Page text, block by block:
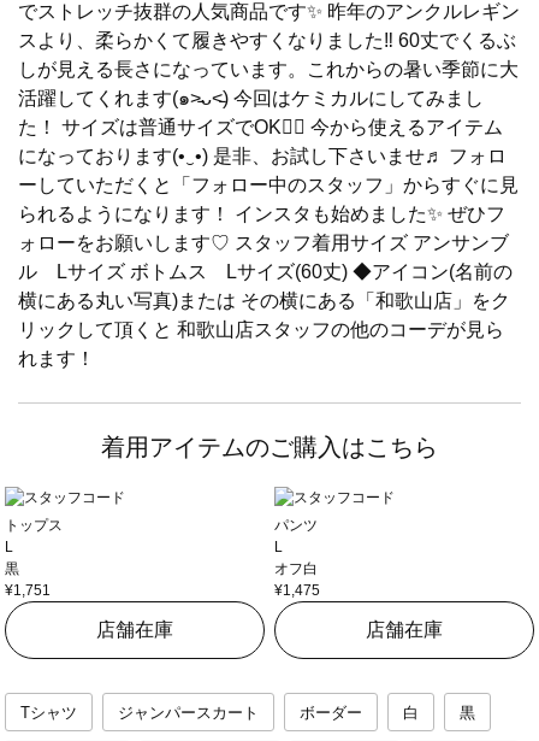
でストレッチ抜群の人気商品です✨ 昨年のアンクルレギン
スより、柔らかくて履きやすくなりました‼️ 60丈でくるぶ
しが見える長さになっています。これからの暑い季節に大
活躍してくれます(๑˃̵ᴗ˂̵) 今回はケミカルにしてみまし
た！ サイズは普通サイズでOK🙆‍♀️ 今から使えるアイテム
になっております(•‿•) 是非、お試し下さいませ♬ フォロ
ーしていただくと「フォロー中のスタッフ」からすぐに見
られるようになります！ インスタも始めました✨ ぜひフ
ォローをお願いします♡ スタッフ着用サイズ アンサンブ
ル Lサイズ ボトムス Lサイズ(60丈) ◆アイコン(名前の
横にある丸い写真)または その横にある「和歌山店」をク
リックして頂くと 和歌山店スタッフの他のコーデが見ら
れます！
着用アイテムのご購入はこちら
トップス
L
黒
¥1,751
店舗在庫
パンツ
L
オフ白
¥1,475
店舗在庫
Tシャツ ジャンパースカート ボーダー 白 黒